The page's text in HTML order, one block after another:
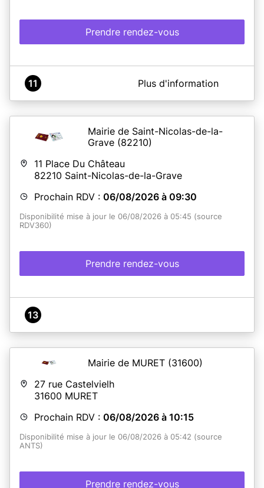
Prendre rendez-vous
A propos de Mairie de Luzech - Service CNI Passeports
ATTENTION : AUCUNE REMISE NE SERA EFFECTUÉE LE
MARDI APRES-MIDI NI LE JEUDI TOUTE LA JOURNÉE
Il est impératif d'imprimer toutes les
pièces à fournir
avant
n'est pas complet , nous ne pourrons pas traiter votre
demande lors de votre rendez-vous.Le récapitulatif de
imprimé, c'est indispensable au bon déroulement de
En savoir plus
11 Plus d'information
Mairie de Saint-Nicolas-de-la-
Grave (82210)
11 Place Du Château
82210 Saint-Nicolas-de-la-Grave
Prochain RDV : 06/08/2026 à 09:30
Disponibilité mise à jour le 06/08/2026 à 05:45 (source
RDV360)
Prendre rendez-vous
13
Mairie de MURET (31600)
27 rue Castelvielh
31600 MURET
Prochain RDV : 06/08/2026 à 10:15
Disponibilité mise à jour le 06/08/2026 à 05:42 (source
ANTS)
Prendre rendez-vous